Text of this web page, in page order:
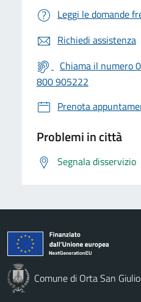
Leggi le domande
Richiedi assistenza
Chiama il numero
800 905222
Prenota
Problemi in città
Segnala disservizio
Comune di Orta San Giulio